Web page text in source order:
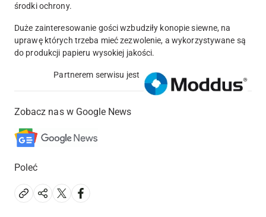
środki ochrony.
Duże zainteresowanie gości wzbudziły konopie siewne, na
uprawę których trzeba mieć zezwolenie, a wykorzystywane są
do produkcji papieru wysokiej jakości.
Partnerem serwisu jest
Zobacz nas w Google News
Poleć